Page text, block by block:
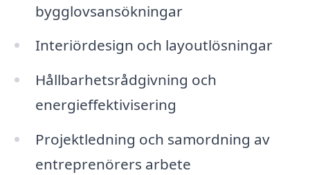
bygglovsansökningar
Interiördesign och layoutlösningar
Hållbarhetsrådgivning och
energieffektivisering
Projektledning och samordning av
entreprenörers arbete